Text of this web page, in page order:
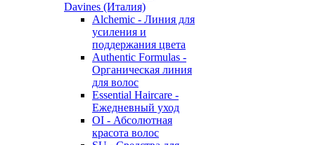
Davines (Италия)
Alchemic - Линия для
усиления и
поддержания цвета
Authentic Formulas -
Органическая линия
для волос
Essential Haircare -
Eжедневный уход
OI - Абсолютная
красота волос